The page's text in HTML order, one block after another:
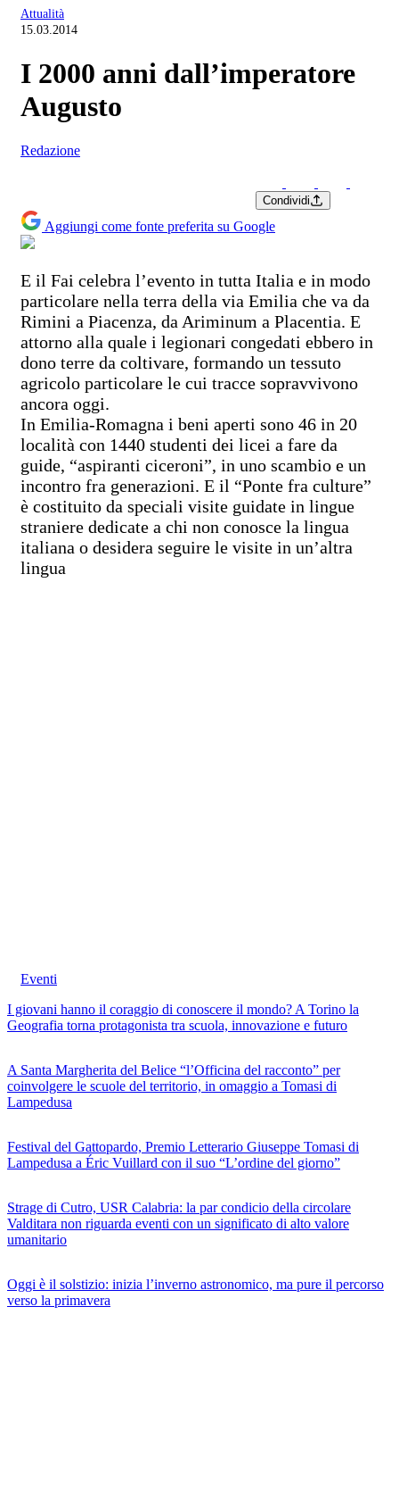
Attualità
15.03.2014
I 2000 anni dall’imperatore
Augusto
Redazione
Condividi
Aggiungi come fonte preferita su Google
E il Fai celebra l’evento in tutta Italia e in modo
particolare nella terra della via Emilia che va da
Rimini a Piacenza, da Ariminum a Placentia. E
attorno alla quale i legionari congedati ebbero in
dono terre da coltivare, formando un tessuto
agricolo particolare le cui tracce sopravvivono
ancora oggi.
In Emilia-Romagna i beni aperti sono 46 in 20
località con 1440 studenti dei licei a fare da
guide, “aspiranti ciceroni”, in uno scambio e un
incontro fra generazioni. E il “Ponte fra culture”
è costituito da speciali visite guidate in lingue
straniere dedicate a chi non conosce la lingua
italiana o desidera seguire le visite in un’altra
lingua
Eventi
I giovani hanno il coraggio di conoscere il mondo? A Torino la
Geografia torna protagonista tra scuola, innovazione e futuro
A Santa Margherita del Belice “l’Officina del racconto” per
coinvolgere le scuole del territorio, in omaggio a Tomasi di
Lampedusa
Festival del Gattopardo, Premio Letterario Giuseppe Tomasi di
Lampedusa a Éric Vuillard con il suo “L’ordine del giorno”
Strage di Cutro, USR Calabria: la par condicio della circolare
Valditara non riguarda eventi con un significato di alto valore
umanitario
Oggi è il solstizio: inizia l’inverno astronomico, ma pure il percorso
verso la primavera